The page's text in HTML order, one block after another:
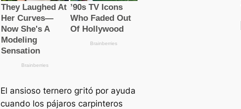
El ansioso ternero ɡгіtó por ayuda
cuando los pájaros carpinteros